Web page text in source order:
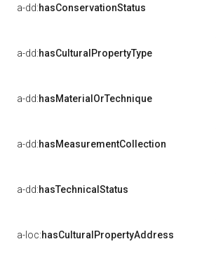
a-dd:hasConservationStatus
a-dd:hasCulturalPropertyType
a-dd:hasMaterialOrTechnique
a-dd:hasMeasurementCollection
a-dd:hasTechnicalStatus
a-loc:hasCulturalPropertyAddress